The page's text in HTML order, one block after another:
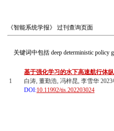
《智能系统学报》 过刊查询页面
关键词中包括 deep deterministic policy
1
基于强化学习的水下高速航行体
白涛, 董勤浩, 冯梓昆, 李雪华
DOI:10.11992/tis.202203024